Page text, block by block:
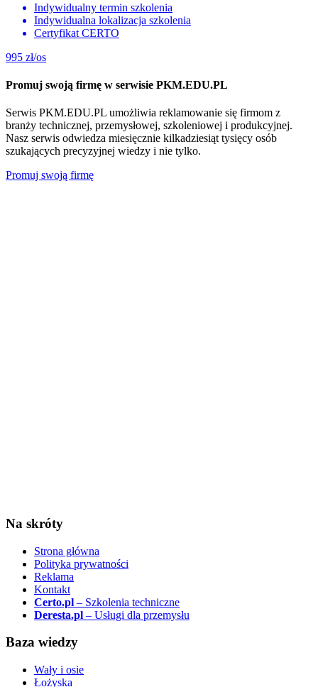
Indywidualny termin szkolenia
Indywidualna lokalizacja szkolenia
Certyfikat CERTO
995 zł/os
Promuj swoją firmę w serwisie PKM.EDU.PL
Serwis PKM.EDU.PL umożliwia reklamowanie się firmom z
branży technicznej, przemysłowej, szkoleniowej i produkcyjnej.
Nasz serwis odwiedza miesięcznie kilkadziesiąt tysięcy osób
szukających precyzyjnej wiedzy i nie tylko.
Promuj swoją firmę
Na skróty
Strona główna
Polityka prywatności
Reklama
Kontakt
Certo.pl – Szkolenia techniczne
Deresta.pl – Usługi dla przemysłu
Baza wiedzy
Wały i osie
Łożyska